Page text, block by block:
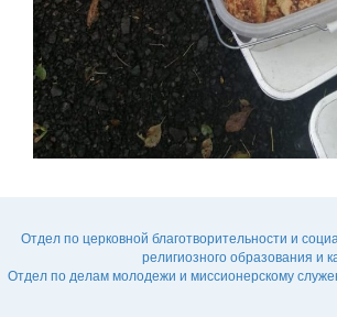
Отдел по церковной благотворительности и
религиозного образования и
Отдел по делам молодежи и миссионерскому